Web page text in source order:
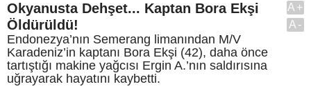
Okyanusta Dehşet... Kaptan Bora Ekşi
Öldürüldü!
Endonezya’nın Semerang limanından M/V
Karadeniz’in kaptanı Bora Ekşi (42), daha önce
tartıştığı makine yağcısı Ergin A.’nın saldırısına
uğrayarak hayatını kaybetti.
A+
A-